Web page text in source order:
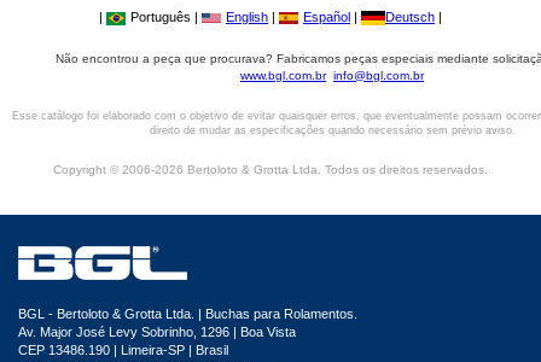
| Português | English | Español | Deutsch |
Não encontrou a peça que procurava? Fabricamos peças especiais mediante
www.bgl.com.br info@bgl.com.br
Esse catálogo foi elaborado com o objetivo de evitar quaisquer erros, que eventualmente possam
direito de mudar as especificações quando necessário sem prévio aviso.
Copyright © 2006-2026 Bertoloto & Grotta Ltda. Todos os direitos reservados.
BGL - Bertoloto & Grotta Ltda. | Buchas para Rolamentos.
Av. Major José Levy Sobrinho, 1296 | Boa Vista
CEP 13486.190 | Limeira-SP | Brasil